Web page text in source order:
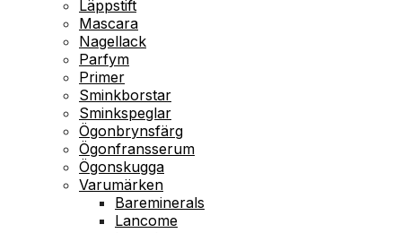
Läppstift
Mascara
Nagellack
Parfym
Primer
Sminkborstar
Sminkspeglar
Ögonbrynsfärg
Ögonfransserum
Ögonskugga
Varumärken
Bareminerals
Lancome